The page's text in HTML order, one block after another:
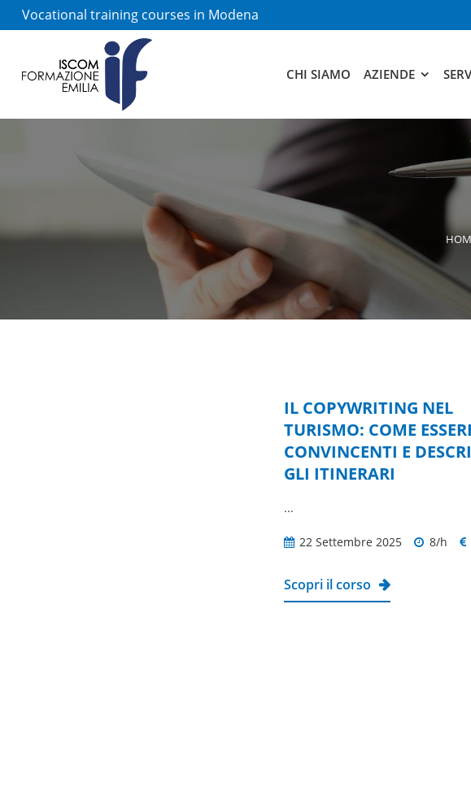
Vocational training courses in Modena
CHI SIAMO AZIENDE
IL COPYWRITING NEL
TURISMO: COME
CONVINCENTI E
GLI ITINERARI
...
22 Settembre 2025 8/h
Scopri il corso